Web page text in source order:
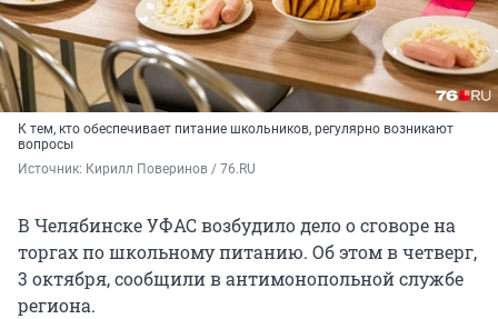
К тем, кто обеспечивает питание школьников, регулярно возникают
вопросы
Источник: Кирилл Поверинов / 76.RU
В Челябинске УФАС возбудило дело о сговоре на
торгах по школьному питанию. Об этом в четверг,
3 октября, сообщили в антимонопольной службе
региона.